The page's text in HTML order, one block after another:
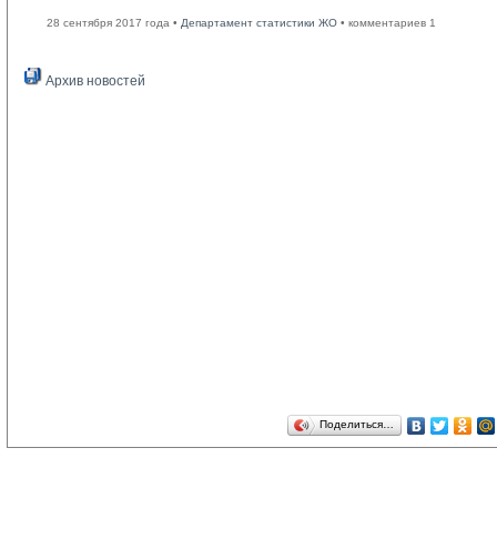
28 сентября 2017 года • Департамент статистики ЖО • комментариев 1
Архив новостей
Поделиться…